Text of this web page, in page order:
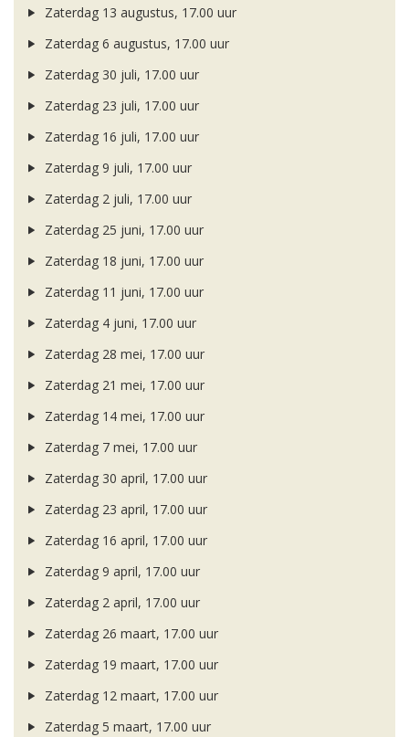
Zaterdag 13 augustus, 17.00 uur
Zaterdag 6 augustus, 17.00 uur
Zaterdag 30 juli, 17.00 uur
Zaterdag 23 juli, 17.00 uur
Zaterdag 16 juli, 17.00 uur
Zaterdag 9 juli, 17.00 uur
Zaterdag 2 juli, 17.00 uur
Zaterdag 25 juni, 17.00 uur
Zaterdag 18 juni, 17.00 uur
Zaterdag 11 juni, 17.00 uur
Zaterdag 4 juni, 17.00 uur
Zaterdag 28 mei, 17.00 uur
Zaterdag 21 mei, 17.00 uur
Zaterdag 14 mei, 17.00 uur
Zaterdag 7 mei, 17.00 uur
Zaterdag 30 april, 17.00 uur
Zaterdag 23 april, 17.00 uur
Zaterdag 16 april, 17.00 uur
Zaterdag 9 april, 17.00 uur
Zaterdag 2 april, 17.00 uur
Zaterdag 26 maart, 17.00 uur
Zaterdag 19 maart, 17.00 uur
Zaterdag 12 maart, 17.00 uur
Zaterdag 5 maart, 17.00 uur